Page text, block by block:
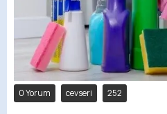
0 Yorum cevseri 252